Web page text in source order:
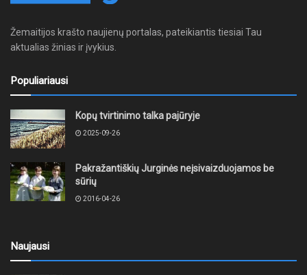
Žemaitijos krašto naujienų portalas, pateikiantis tiesiai Tau
aktualias žinias ir įvykius.
Populiariausi
Kopų tvirtinimo talka pajūryje
2025-09-26
Pakražantiškių Jurginės neįsivaizduojamos be
sūrių
2016-04-26
Naujausi